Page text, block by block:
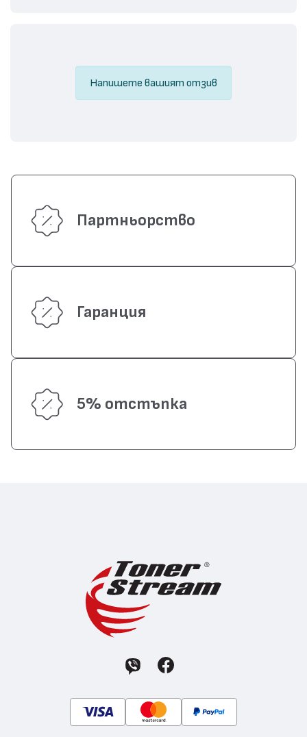
Напишете вашият отзив
Партньорство
Гаранция
5% отстъпка